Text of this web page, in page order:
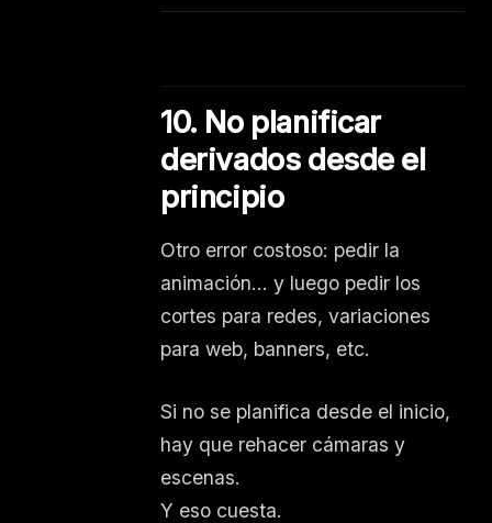
10. No planificar
derivados desde el
principio
Otro error costoso: pedir la
animación… y luego pedir los
cortes para redes, variaciones
para web, banners, etc.
Si no se planifica desde el inicio,
hay que rehacer cámaras y
escenas.
Y eso cuesta.